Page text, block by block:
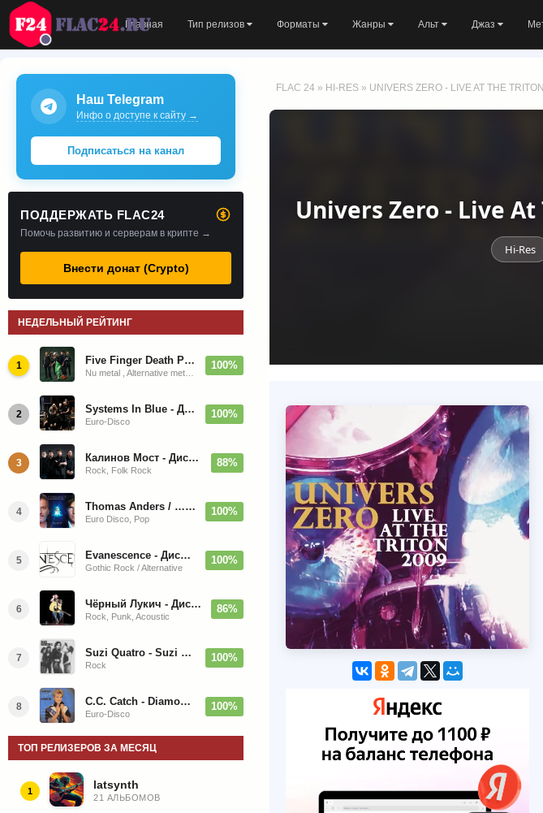
Главная Тип релизов Форматы Жанры Альт Джаз
FLAC 24 » HI-RES » UNIVERS ZERO - LIVE AT THE
Univers Zero - Live At
Hi-Res
Наш Telegram
Инфо о доступе к сайту →
Подписаться на канал
ПОДДЕРЖАТЬ FLAC24
Помочь развитию и серверам в крипте →
Внести донат (Crypto)
НЕДЕЛЬНЫЙ РЕЙТИНГ
1 Five Finger Death Punch - Дискография (2008-2026) 100%
2 Systems In Blue - Дискография (2020-2026)
Euro-Disco
100%
3 Калинов Мост - Дискография (1986-2026)
Rock, Folk Rock
88%
4 Thomas Anders / … Sings Modern Talking: The Best hi-res
Euro Disco, Pop
100%
5 Evanescence - Дискография (1998-2026)
Gothic Rock / Alternative
100%
6 Чёрный Лукич - Дискография (1987-2014)
Rock, Punk, Acoustic
86%
7 Suzi Quatro - Suzi Quatro (Bonus Tracks, Remaster) 1973/2022
Rock
100%
8 C.C. Catch - Diamonds. Her Greatest Hits 1988
Euro-Disco
100%
ТОП РЕЛИЗЕРОВ ЗА МЕСЯЦ
1 latsynth
21 АЛЬБОМОВ